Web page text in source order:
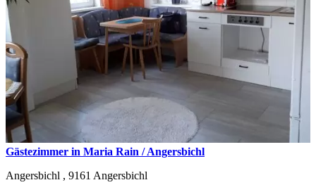
Gästezimmer in Maria Rain / Angersbichl
Angersbichl , 9161 Angersbichl